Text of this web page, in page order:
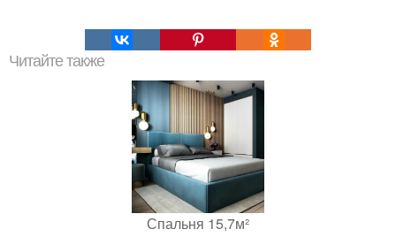
Читайте также
Спальня 15,7м²